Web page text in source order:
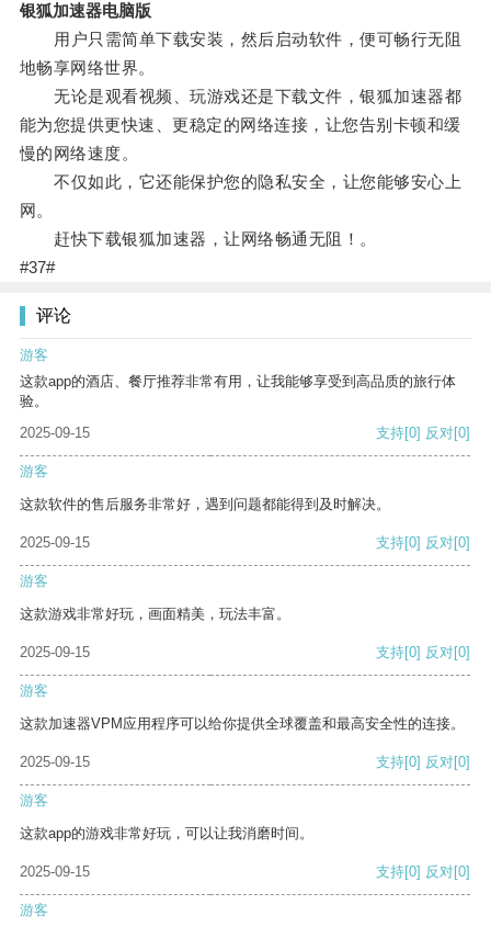
银狐加速器电脑版
用户只需简单下载安装，然后启动软件，便可畅行无阻
地畅享网络世界。
无论是观看视频、玩游戏还是下载文件，银狐加速器都
能为您提供更快速、更稳定的网络连接，让您告别卡顿和缓
慢的网络速度。
不仅如此，它还能保护您的隐私安全，让您能够安心上
网。
赶快下载银狐加速器，让网络畅通无阻！。
#37#
评论
游客
这款app的酒店、餐厅推荐非常有用，让我能够享受到高品质的旅行体
验。
2025-09-15
支持[0] 反对[0]
游客
这款软件的售后服务非常好，遇到问题都能得到及时解决。
2025-09-15 支持[0] 反对[0]
游客
这款游戏非常好玩，画面精美，玩法丰富。
2025-09-15 支持[0] 反对[0]
游客
这款加速器VPM应用程序可以给你提供全球覆盖和最高安全性的连接。
2025-09-15 支持[0] 反对[0]
游客
这款app的游戏非常好玩，可以让我消磨时间。
2025-09-15 支持[0] 反对[0]
游客